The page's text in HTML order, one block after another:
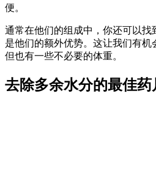
便。
通常在他们的组成中，你还可以
是他们的额外优势。这让我们有机
但也有一些不必要的体重。
去除多余水分的最佳药